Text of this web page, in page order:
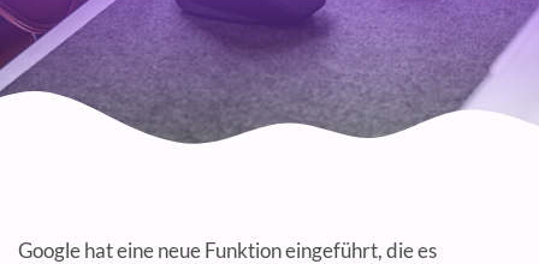
Google hat eine neue Funktion eingeführt, die es